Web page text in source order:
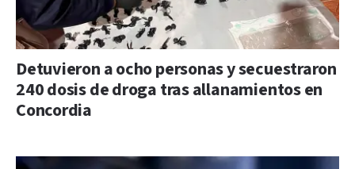
Detuvieron a ocho personas y secuestraron
240 dosis de droga tras allanamientos en
Concordia